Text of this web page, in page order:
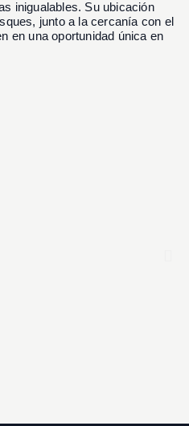
inigualables. Su ubicación
junto a la cercanía con el
en una oportunidad única en